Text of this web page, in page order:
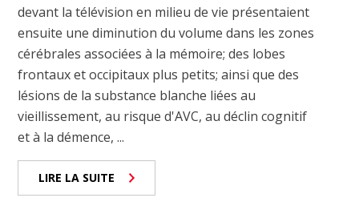
devant la télévision en milieu de vie présentaient
ensuite une diminution du volume dans les zones
cérébrales associées à la mémoire; des lobes
frontaux et occipitaux plus petits; ainsi que des
lésions de la substance blanche liées au
vieillissement, au risque d'AVC, au déclin cognitif
et à la démence, ...
LIRE LA SUITE